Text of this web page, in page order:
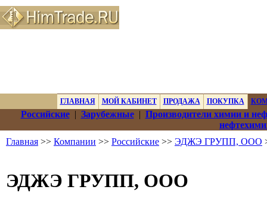
ГЛАВНАЯ МОЙ КАБИНЕТ ПРОДАЖА ПОКУПКА
Российские| Зарубежные| Производители химии и
Главная >> Компании >> Российские >> ЭДЖЭ ГРУПП, ООО
ЭДЖЭ ГРУПП, ООО